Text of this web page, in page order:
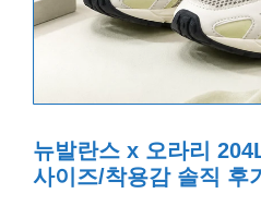
뉴발란스 x 오라리
사이즈/착용감 솔직 후기